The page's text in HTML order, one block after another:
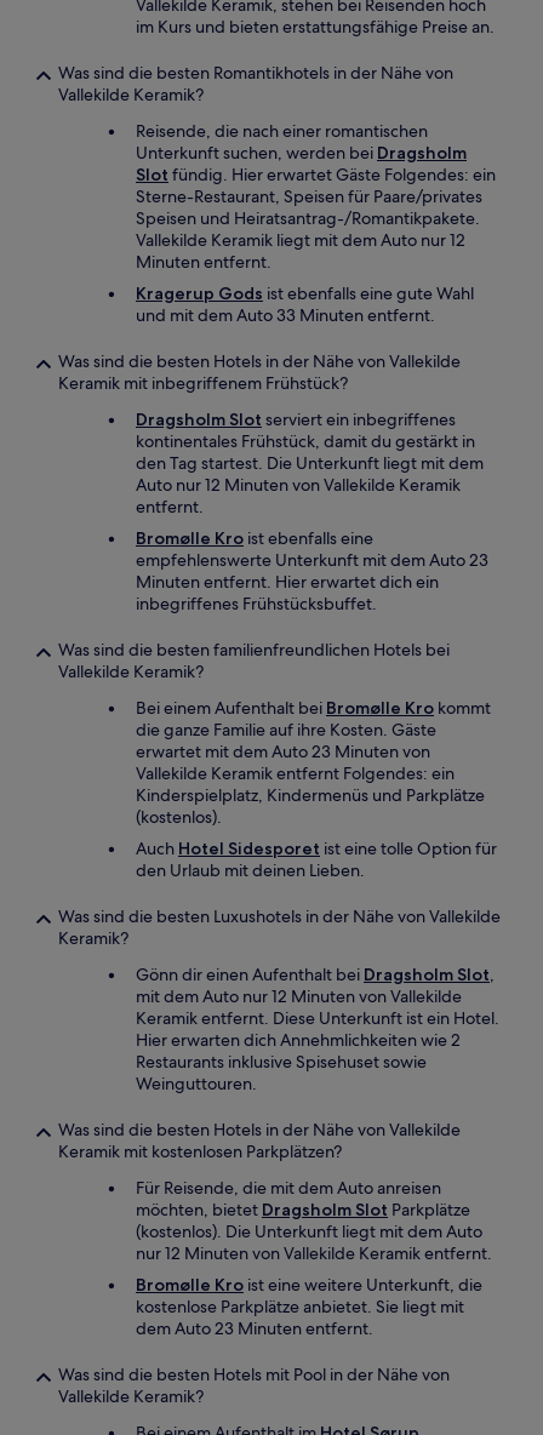
Vallekilde Keramik, stehen bei Reisenden hoch
im Kurs und bieten erstattungsfähige Preise an.
Was sind die besten Romantikhotels in der Nähe von
Vallekilde Keramik?
Reisende, die nach einer romantischen
Unterkunft suchen, werden bei Dragsholm
Slot fündig. Hier erwartet Gäste Folgendes: ein
Sterne-Restaurant, Speisen für Paare/privates
Speisen und Heiratsantrag-/Romantikpakete.
Vallekilde Keramik liegt mit dem Auto nur 12
Minuten entfernt.
Kragerup Gods ist ebenfalls eine gute Wahl
und mit dem Auto 33 Minuten entfernt.
Was sind die besten Hotels in der Nähe von Vallekilde
Keramik mit inbegriffenem Frühstück?
Dragsholm Slot serviert ein inbegriffenes
kontinentales Frühstück, damit du gestärkt in
den Tag startest. Die Unterkunft liegt mit dem
Auto nur 12 Minuten von Vallekilde Keramik
entfernt.
Bromølle Kro ist ebenfalls eine
empfehlenswerte Unterkunft mit dem Auto 23
Minuten entfernt. Hier erwartet dich ein
inbegriffenes Frühstücksbuffet.
Was sind die besten familienfreundlichen Hotels bei
Vallekilde Keramik?
Bei einem Aufenthalt bei Bromølle Kro kommt
die ganze Familie auf ihre Kosten. Gäste
erwartet mit dem Auto 23 Minuten von
Vallekilde Keramik entfernt Folgendes: ein
Kinderspielplatz, Kindermenüs und Parkplätze
(kostenlos).
Auch Hotel Sidesporet ist eine tolle Option für
den Urlaub mit deinen Lieben.
Was sind die besten Luxushotels in der Nähe von Vallekilde
Keramik?
Gönn dir einen Aufenthalt bei Dragsholm Slot,
mit dem Auto nur 12 Minuten von Vallekilde
Keramik entfernt. Diese Unterkunft ist ein Hotel.
Hier erwarten dich Annehmlichkeiten wie 2
Restaurants inklusive Spisehuset sowie
Weinguttouren.
Was sind die besten Hotels in der Nähe von Vallekilde
Keramik mit kostenlosen Parkplätzen?
Für Reisende, die mit dem Auto anreisen
möchten, bietet Dragsholm Slot Parkplätze
(kostenlos). Die Unterkunft liegt mit dem Auto
nur 12 Minuten von Vallekilde Keramik entfernt.
Bromølle Kro ist eine weitere Unterkunft, die
kostenlose Parkplätze anbietet. Sie liegt mit
dem Auto 23 Minuten entfernt.
Was sind die besten Hotels mit Pool in der Nähe von
Vallekilde Keramik?